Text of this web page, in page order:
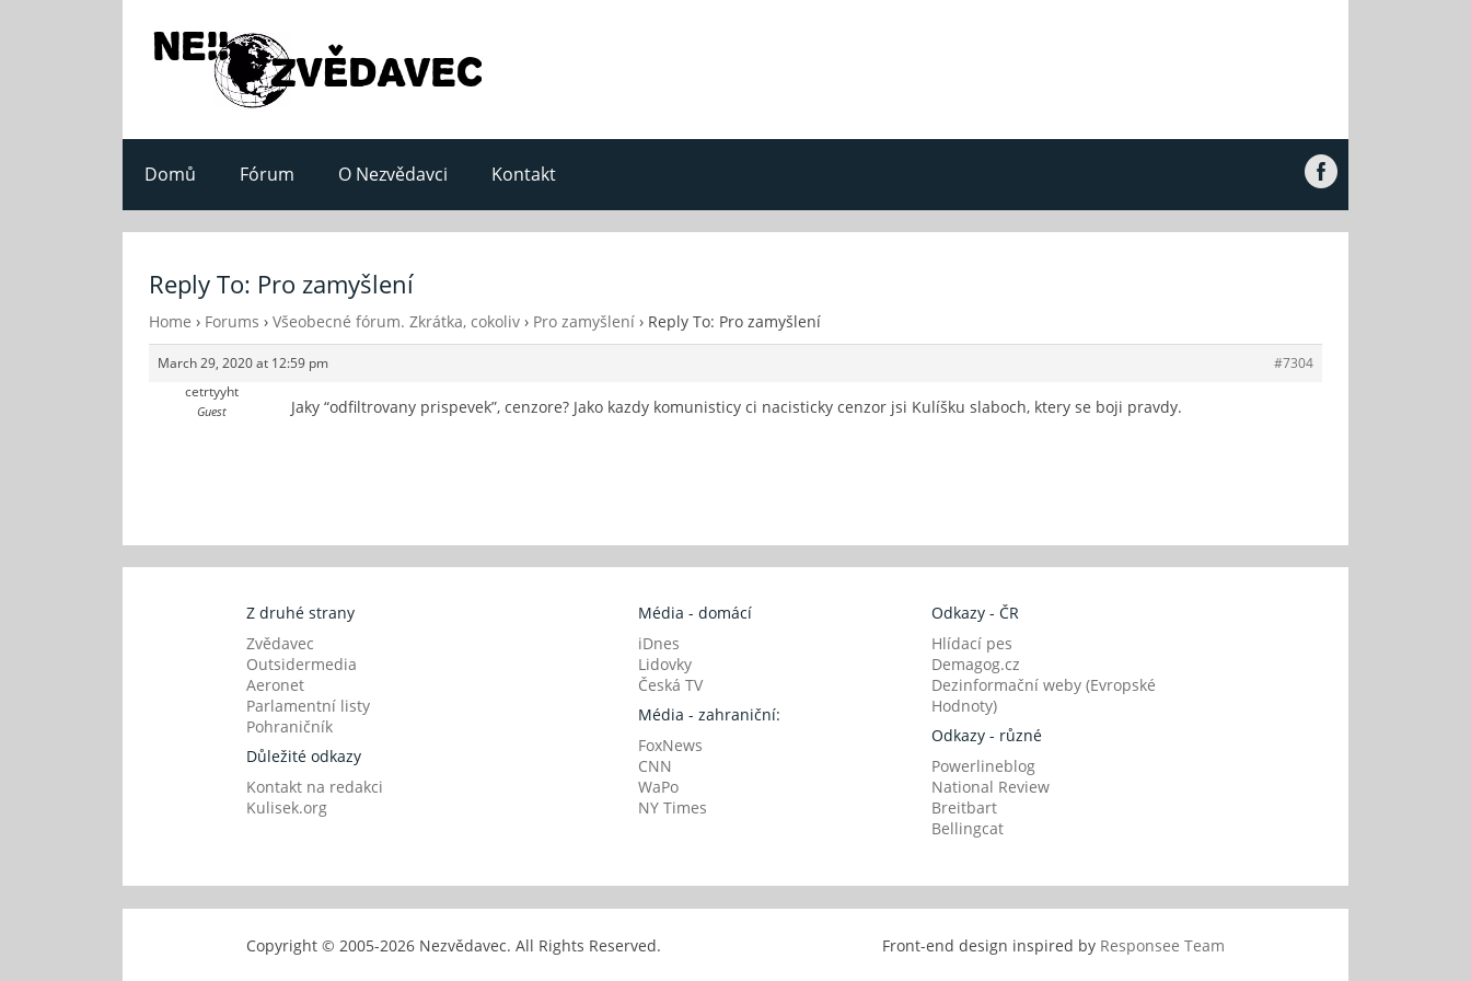
Domů Fórum O Nezvědavci Kontakt
Reply To: Pro zamyšlení
Home › Forums › Všeobecné fórum. Zkrátka, cokoliv › Pro zamyšlení › Reply To: Pro zamyšlení
March 29, 2020 at 12:59 pm
#7304
cetrtyyht
Guest Jaky “odfiltrovany prispevek”, cenzore? Jako kazdy komunisticy ci nacisticky cenzor jsi Kulíšku slaboch, ktery se boji pravdy.
Z druhé strany
Zvědavec
Outsidermedia
Aeronet
Parlamentní listy
Pohraničník
Důležité odkazy
Kontakt na redakci
Kulisek.org
Média - domácí
iDnes
Lidovky
Česká TV
Média - zahraniční:
FoxNews
CNN
WaPo
NY Times
Odkazy - ČR
Hlídací pes
Demagog.cz
Dezinformační weby (Evropské
Hodnoty)
Odkazy - různé
Powerlineblog
National Review
Breitbart
Bellingcat
Copyright © 2005-2026 Nezvědavec. All Rights Reserved. Front-end design inspired by Responsee Team